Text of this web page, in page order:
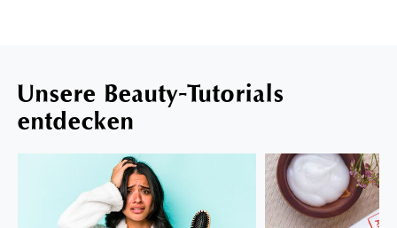
Unsere Beauty-Tutorials
entdecken